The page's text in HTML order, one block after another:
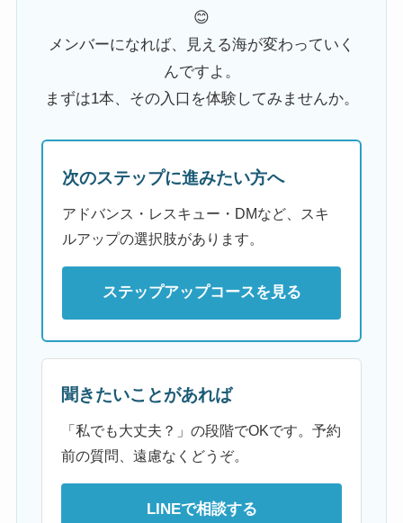
😊
メンバーになれば、見える海が変わっていく
んですよ。
まずは1本、その入口を体験してみませんか。
次のステップに進みたい方へ
アドバンス・レスキュー・DMなど、スキ
ルアップの選択肢があります。
ステップアップコースを見る
聞きたいことがあれば
「私でも大丈夫？」の段階でOKです。予約
前の質問、遠慮なくどうぞ。
LINEで相談する